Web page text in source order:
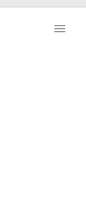
Toggle